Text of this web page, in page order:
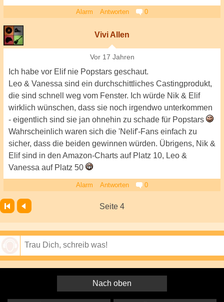
Alarm Antworten 0
Vivi Allen
Vor 17 Jahren
Ich habe vor Elif nie Popstars geschaut.
Leo & Vanessa sind ein durchschittliches Castingprodukt,
die sind schnell weg vom Fenster. Ich würde Nik & Elif
wirklich wünschen, dass sie noch irgendwo unterkommen
- eigentlich sind sie jan ohnehin zu schade für Popstars
Wahrscheinlich waren sich die 'Nelif'-Fans einfach zu
sicher, dass die beiden gewinnen würden. Übrigens, Nik &
Elif sind in den Amazon-Charts auf Platz 10, Leo &
Vanessa auf Platz 50
Alarm Antworten 0
Seite 4
Nach oben